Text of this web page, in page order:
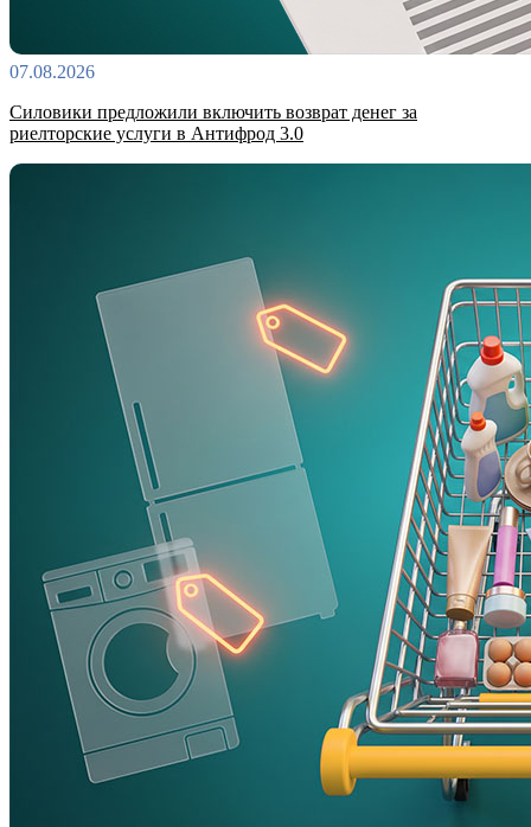
07.08.2026
Силовики предложили включить возврат денег за
риелторские услуги в Антифрод 3.0